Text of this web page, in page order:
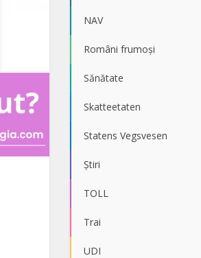
NAV
Români frumoși
Sănătate
Skatteetaten
Statens Vegsvesen
Știri
TOLL
Trai
UDI